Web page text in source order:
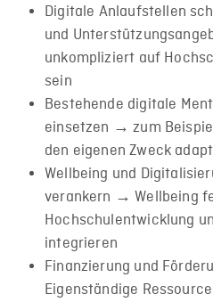
Digitale Anlaufstellen
und
unkompliziert auf
sein
Bestehende digitale
einsetzen → zum
den eigenen Zweck
Wellbeing und
verankern → Wellbeing
Hochschulentwicklung
integrieren
Finanzierung und
Eigenständige